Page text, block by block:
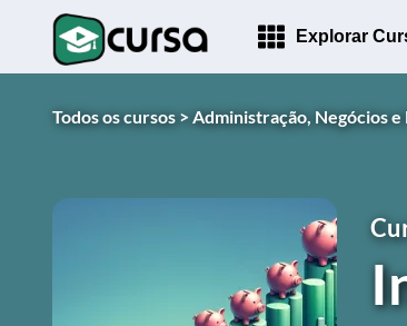
Explorar
Todos os cursos >Administração, Negócios